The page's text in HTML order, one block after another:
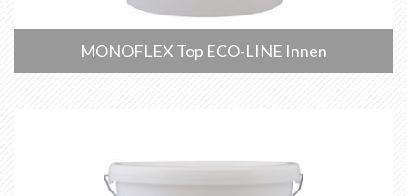
MONOFLEX Top ECO-LINE Innen